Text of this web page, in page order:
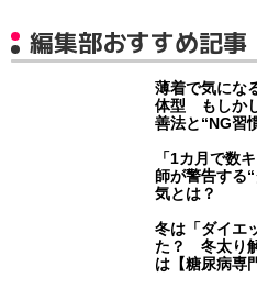
編集部おすすめ記事
薄着で気にな
体型 もしか
善法と“NG習
「1カ月で数
師が警告する
気とは？
冬は「ダイエ
た？ 冬太り
は【糖尿病専